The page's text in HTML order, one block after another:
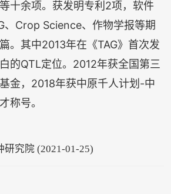
十余项。获发明专利2项，软件
、Crop Science、作物学报等期
。其中2013年在《TAG》首次发
的QTL定位。2012年获全国第三
金，2018年获中原千人计划-中
称号。
究院 (2021-01-25)